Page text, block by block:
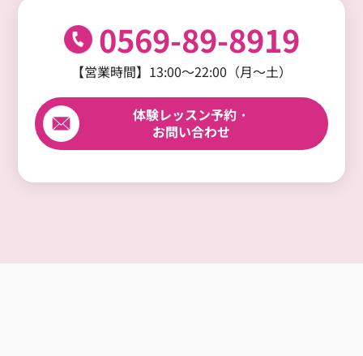
0569-89-8919
【営業時間】13:00～22:00（月～土）
体験レッスン予約・
お問い合わせ